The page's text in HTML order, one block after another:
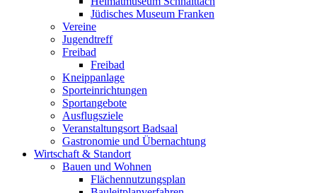
Jüdisches Museum Franken
Vereine
Jugendtreff
Freibad
Freibad
Kneippanlage
Sporteinrichtungen
Sportangebote
Ausflugsziele
Veranstaltungsort Badsaal
Gastronomie und Übernachtung
Wirtschaft & Standort
Bauen und Wohnen
Flächennutzungsplan